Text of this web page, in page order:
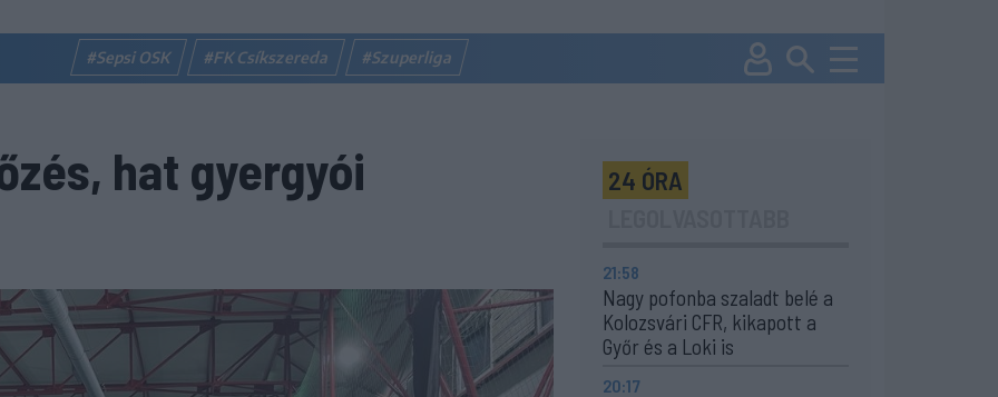
#Sepsi OSK #FK Csíkszereda #Szuperliga
hat gyergyói
24 ÓRA
21:58
Nagy pofonba szaladt belé a
Kolozsvári CFR, kikapott a
Győr és a Loki is
20:17